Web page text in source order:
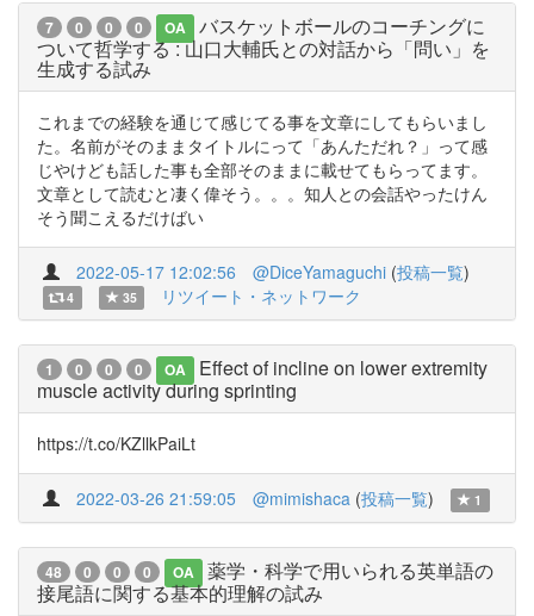
7 0 0 0 OA
バスケットボールのコーチングに
ついて哲学する : 山口大輔氏との対話から「問い」を
生成する試み
これまでの経験を通じて感じてる事を文章にしてもらいまし
た。名前がそのままタイトルにって「あんただれ？」って感
じやけども話した事も全部そのままに載せてもらってます。
文章として読むと凄く偉そう。。。知人との会話やったけん
そう聞こえるだけばい
2022-05-17 12:02:56 @DiceYamaguchi (投稿一覧)
4 35 リツイート・ネットワーク
1 0 0 0 OA
Effect of incline on lower extremity
muscle activity during sprinting
https://t.co/KZllkPaiLt
2022-03-26 21:59:05 @mimishaca (投稿一覧) 1
48 0 0 0 OA
薬学・科学で用いられる英単語の
接尾語に関する基本的理解の試み